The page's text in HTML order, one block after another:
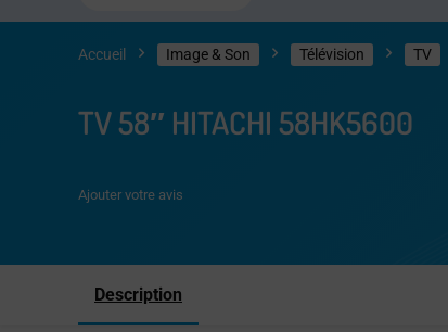
Accueil Image & Son Télévision TV
TV 58″ HITACHI 58HK5600
Ajouter votre avis
Description